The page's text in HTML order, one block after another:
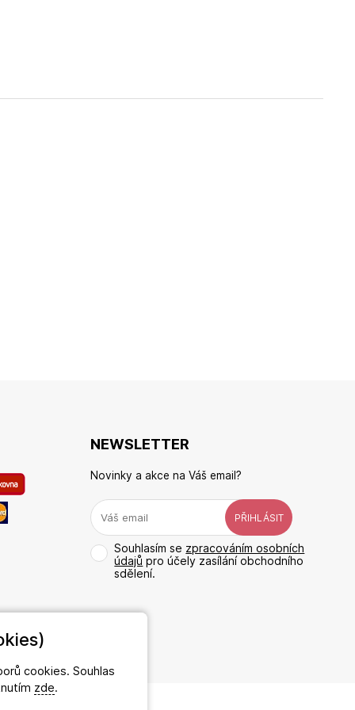
NEWSLETTER
Novinky a akce na Váš email?
Souhlasím se zpracováním osobních
údajů pro účely zasílání obchodního
sdělení.
cookies. Souhlas
zde.